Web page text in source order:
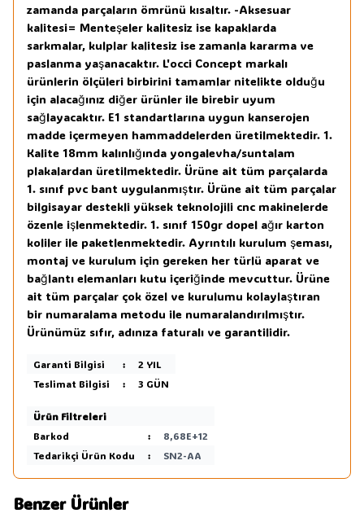
zamanda parçaların ömrünü kısaltır. -Aksesuar
kalitesi= Menteşeler kalitesiz ise kapaklarda
sarkmalar, kulplar kalitesiz ise zamanla kararma ve
paslanma yaşanacaktır. L'occi Concept markalı
ürünlerin ölçüleri birbirini tamamlar nitelikte olduğu
için alacağınız diğer ürünler ile birebir uyum
sağlayacaktır. E1 standartlarına uygun kanserojen
madde içermeyen hammaddelerden üretilmektedir. 1.
Kalite 18mm kalınlığında yongalevha/suntalam
plakalardan üretilmektedir. Ürüne ait tüm parçalarda
1. sınıf pvc bant uygulanmıştır. Ürüne ait tüm parçalar
bilgisayar destekli yüksek teknolojili cnc makinelerde
özenle işlenmektedir. 1. sınıf 150gr dopel ağır karton
koliler ile paketlenmektedir. Ayrıntılı kurulum şeması,
montaj ve kurulum için gereken her türlü aparat ve
bağlantı elemanları kutu içeriğinde mevcuttur. Ürüne
ait tüm parçalar çok özel ve kurulumu kolaylaştıran
bir numaralama metodu ile numaralandırılmıştır.
Ürünümüz sıfır, adınıza faturalı ve garantilidir.
Garanti Bilgisi :
2 YIL
Teslimat Bilgisi
: 3 GÜN
Ürün Filtreleri
Barkod
:
8,68E+12
Tedarikçi Ürün Kodu
: SN2-AA
Benzer Ürünler